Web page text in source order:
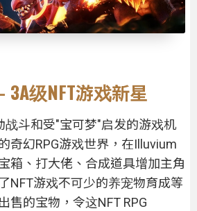
3A级NFT游戏新星
战斗和受"宝可梦"启发的游戏机
奇幻RPG游戏世界，在Illuvium
箱、打大佬、合成道具增加主角
NFT游戏不可少的养宠物育成等
售的宝物，令这NFT RPG